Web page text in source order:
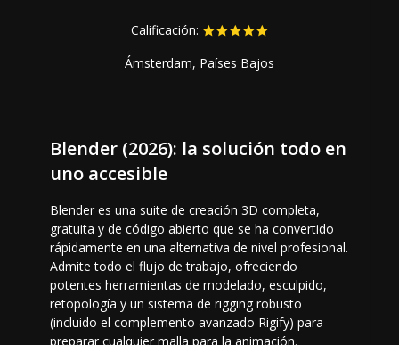
Calificación:
Ámsterdam, Países Bajos
Blender (2026): la solución todo en
uno accesible
Blender es una suite de creación 3D completa,
gratuita y de código abierto que se ha convertido
rápidamente en una alternativa de nivel profesional.
Admite todo el flujo de trabajo, ofreciendo
potentes herramientas de modelado, esculpido,
retopología y un sistema de rigging robusto
(incluido el complemento avanzado Rigify) para
preparar cualquier malla para la animación.